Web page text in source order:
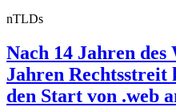
nTLDs
Nach 14 Jahren des
Jahren Rechtsstreit
den Start von .web